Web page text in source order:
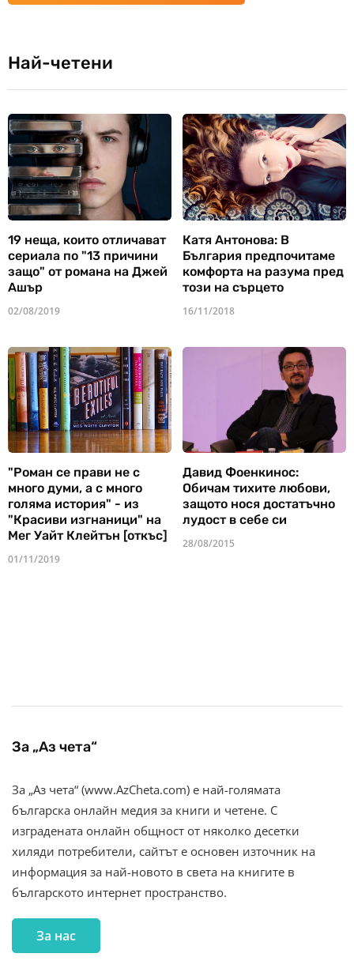
Най-четени
19 неща, които отличават
сериала по "13 причини
защо" от романа на Джей
Ашър
02/08/2019
Катя Антонова: В
България предпочитаме
комфорта на разума пред
този на сърцето
16/11/2018
"Роман се прави не с
много думи, а с много
голяма история" - из
"Красиви изгнаници" на
Мег Уайт Клейтън [откъс]
01/11/2019
Давид Фоенкинос:
Обичам тихите любови,
защото нося достатъчно
лудост в себе си
28/08/2015
За „Аз чета“
За „Аз чета“ (www.AzCheta.com) е най-голямата
българска онлайн медия за книги и четене. С
изградената онлайн общност от няколко десетки
хиляди потребители, сайтът е основен източник на
информация за най-новото в света на книгите в
българското интернет пространство.
За нас